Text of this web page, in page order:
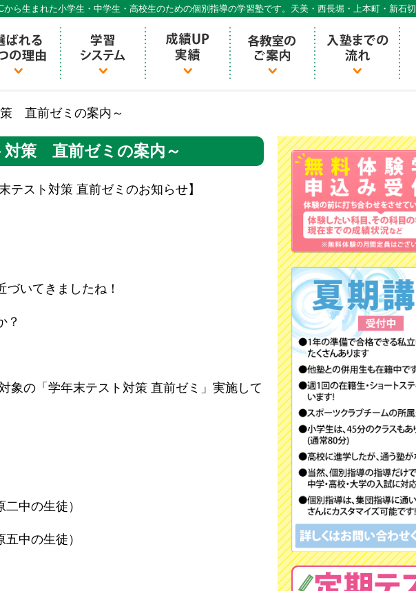
ら生まれた小学生・中学生・高校生のための個別指導の学習塾です。天美・西長堀・上本町・新石切
指導ECCベストワン
直前ゼミの案内～
対策 直前ゼミの案内～
スト対策 直前ゼミのお知らせ】
いてきましたね！
？
象の「学年末テスト対策 直前ゼミ」実施して
中の生徒）
中の生徒）